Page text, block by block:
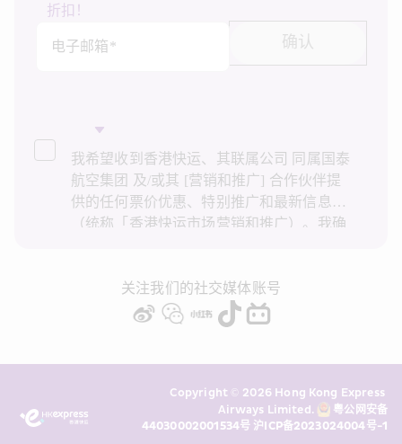
折扣！
电子邮箱*
确认
我希望收到香港快运、其联属公司 同属国泰
航空集团 及/或其 [营销和推广] 合作伙伴提
供的任何票价优惠、特别推广和最新信息
（统称「香港快运市场营销和推广）。我确
务历史记录进行直接市场营销和推广。我知
悉在未经我的同意下，香港快运不会使用我
的个人资料作直接营销和推广用途。详情请
关注我们的社交媒体账号
Copyright © 2026 Hong Kong Express
Airways Limited.
粤公网安备
44030002001534号 沪ICP备2023024004号-1